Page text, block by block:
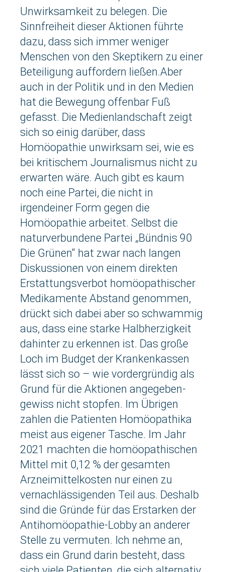
Unwirksamkeit zu belegen. Die
Sinnfreiheit dieser Aktionen führte
dazu, dass sich immer weniger
Menschen von den Skeptikern zu einer
Beteiligung auffordern ließen.Aber
auch in der Politik und in den Medien
hat die Bewegung offenbar Fuß
gefasst. Die Medienlandschaft zeigt
sich so einig darüber, dass
Homöopathie unwirksam sei, wie es
bei kritischem Journalismus nicht zu
erwarten wäre. Auch gibt es kaum
noch eine Partei, die nicht in
irgendeiner Form gegen die
Homöopathie arbeitet. Selbst die
naturverbundene Partei „Bündnis 90
Die Grünen“ hat zwar nach langen
Diskussionen von einem direkten
Erstattungsverbot homöopathischer
Medikamente Abstand genommen,
drückt sich dabei aber so schwammig
aus, dass eine starke Halbherzigkeit
dahinter zu erkennen ist. Das große
Loch im Budget der Krankenkassen
lässt sich so – wie vordergründig als
Grund für die Aktionen angegeben-
gewiss nicht stopfen. Im Übrigen
zahlen die Patienten Homöopathika
meist aus eigener Tasche. Im Jahr
2021 machten die homöopathischen
Mittel mit 0,12 % der gesamten
Arzneimittelkosten nur einen zu
vernachlässigenden Teil aus. Deshalb
sind die Gründe für das Erstarken der
Antihomöopathie-Lobby an anderer
Stelle zu vermuten. Ich nehme an,
dass ein Grund darin besteht, dass